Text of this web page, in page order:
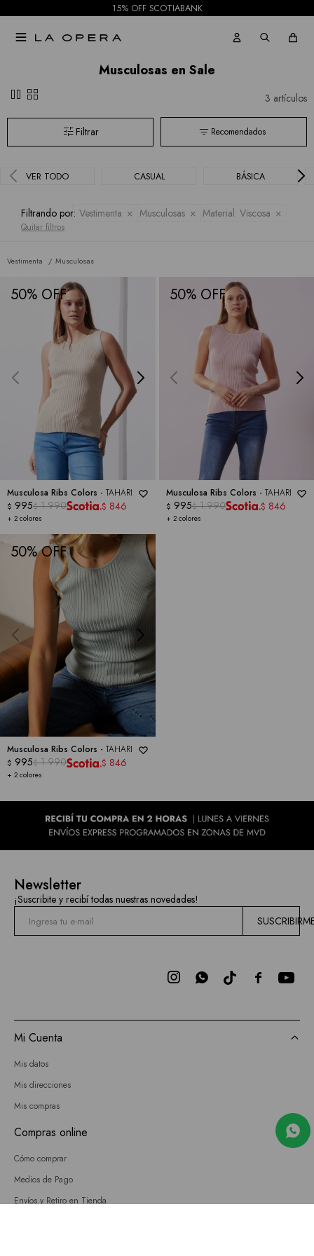
15% OFF SCOTIABANK

Musculosas en Sale
pause grid_view 3 artículos
Recomendados
VER TODO CASUAL BÁSICA
Filtrando por: Vestimenta Musculosas Material: Viscosa
Quitar filtros
Vestimenta Musculosas
50
Musculosa Ribs Colors - TAHARI
+ 2 colores
$ 995$ 1.990 $ 846
50
Musculosa Ribs Colors - TAHARI
+ 2 colores
$ 995$ 1.990 $ 846
50
Musculosa Ribs Colors - TAHARI
+ 2 colores
$ 995$ 1.990 $ 846
Newsletter
¡Suscribite y recibí todas nuestras novedades!

 
Mi Cuenta
Mis datos
Mis direcciones
Mis compras
Compras online
Cómo comprar
Medios de Pago
Envíos y Retiro en Tienda
marcas